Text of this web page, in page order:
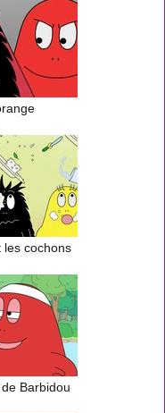
les cochons
Barbidou